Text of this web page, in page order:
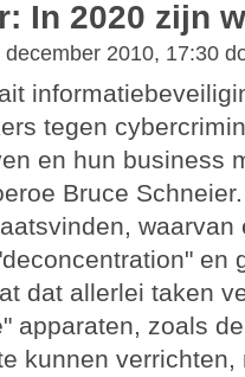
In 2020 zijn
december 2010, 17:30
tegen
en hun business
Bruce
en
dat allerlei taken
apparaten, zoals
kunnen